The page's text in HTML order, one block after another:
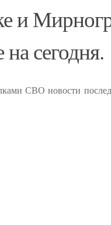
и
сегодня.
СВО новости